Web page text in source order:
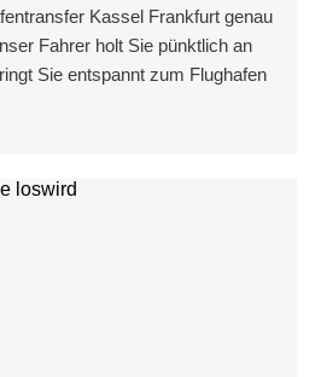
Kassel Frankfurt genau
Fahrer holt Sie pünktlich an
Sie entspannt zum Flughafen